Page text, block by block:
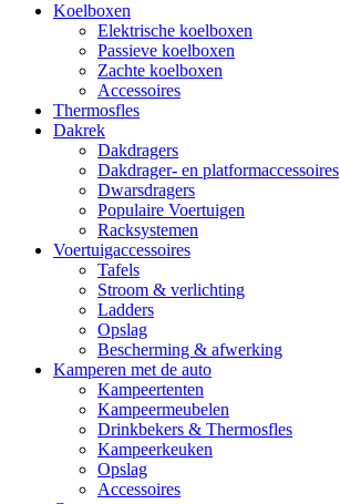
Koelboxen
Elektrische koelboxen
Passieve koelboxen
Zachte koelboxen
Accessoires
Thermosfles
Dakrek
Dakdragers
Dakdrager- en platformaccessoires
Dwarsdragers
Populaire Voertuigen
Racksystemen
Voertuigaccessoires
Tafels
Stroom & verlichting
Ladders
Opslag
Bescherming & afwerking
Kamperen met de auto
Kampeertenten
Kampeermeubelen
Drinkbekers & Thermosfles
Kampeerkeuken
Opslag
Accessoires